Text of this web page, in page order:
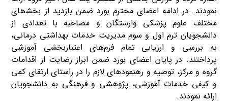
نمودند. در ادامه اعضای محترم بورد ضمن بازدید از بخش‍‌های
مختلف علوم پزشکی وارستگان و مصاحبه با تعدادی از
دانشجویان ترم اول و سوم مدیریت خدمات بهداشتی درمانی،
به بررسی و ارزیابی تمام فرم‌های اعتباربخشی آموزشی
پرداختند. در پایان اعضای بورد ضمن ابراز رضایت از اقدامات
گروه و مرکز، توصیه و رهنمودهای لازم را در راستای ارتقای کمی
و کیفی خدمات آموزشی، پژوهشی و فرهنگی به دانشجویان
ارائه نمودند.